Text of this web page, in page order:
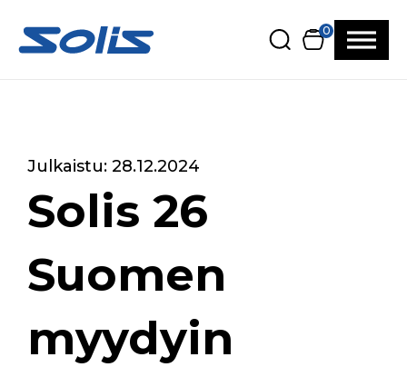
0
Julkaistu: 28.12.2024
Solis 26
Suomen
myydyin